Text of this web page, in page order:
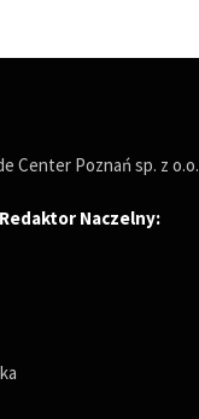
Center Poznań sp. z o.o.
Redaktor Naczelny: